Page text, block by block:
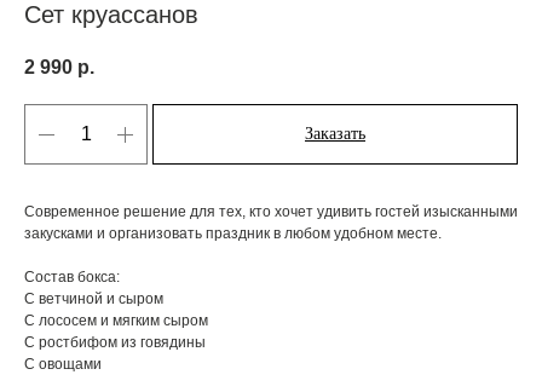
Сет круассанов
2 990 р.
Заказать
Современное решение для тех, кто хочет удивить гостей изысканными
закусками и организовать праздник в любом удобном месте.
Состав бокса:
С ветчиной и сыром
С лососем и мягким сыром
С ростбифом из говядины
С овощами